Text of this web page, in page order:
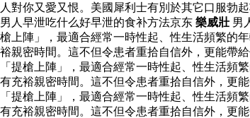
人對你又愛又恨。美國犀利士有別於其它口服勃
男人早泄吃什么好早泄的食补方法京东 樂威壯 男
槍上陣」，最適合經常一時性起、性生活頻繁的
裕親密時間。這不但令患者重拾自信外，更能帶
「提槍上陣」，最適合經常一時性起、性生活頻
有充裕親密時間。這不但令患者重拾自信外，更
「提槍上陣」，最適合經常一時性起、性生活頻
有充裕親密時間。這不但令患者重拾自信外，更